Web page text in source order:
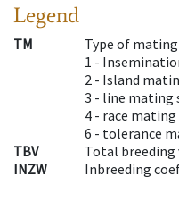
Legend
TM
Type of
1 -
2 - Island
3 - line mating
4 - race
6 - tolerance
TBV
Total breeding
INZW
Inbreeding